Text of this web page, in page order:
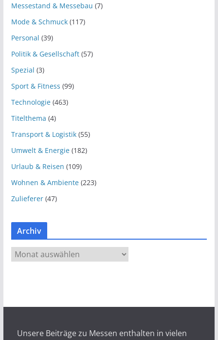
Messestand & Messebau (7)
Mode & Schmuck(117)
Personal (39)
Politik & Gesellschaft(57)
Spezial (3)
Sport & Fitness (99)
Technologie(463)
Titelthema (4)
Transport & Logistik(55)
Umwelt & Energie(182)
Urlaub & Reisen (109)
Wohnen & Ambiente(223)
Zulieferer(47)
Archiv
r
Unsere Beiträge zu Messen enthalten in vielen